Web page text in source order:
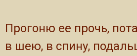
Прогоню ее прочь,
в шею, в спину,